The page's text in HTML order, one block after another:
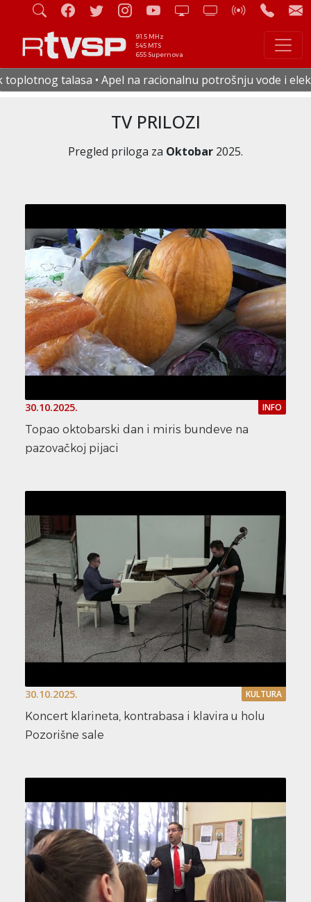
91.5 MHz
545 MTS
655 Supernova
racionalnu potrošnju vode i električne energije • U
TV PRILOZI
Pregled priloga za Oktobar 2025.
30.10.2025. INFO
Topao oktobarski dan i miris bundeve na
pazovačkoj pijaci
30.10.2025. KULTURA
Koncert klarineta, kontrabasa i klavira u holu
Pozorišne sale